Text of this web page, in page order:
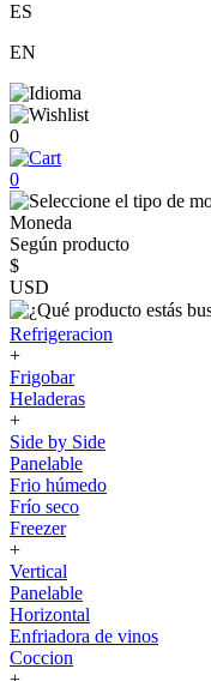
ES
EN
0
0
Moneda
Según producto
$
USD
Refrigeracion
+
Frigobar
Heladeras
+
Side by Side
Panelable
Frio húmedo
Frío seco
Freezer
+
Vertical
Panelable
Horizontal
Enfriadora de vinos
Coccion